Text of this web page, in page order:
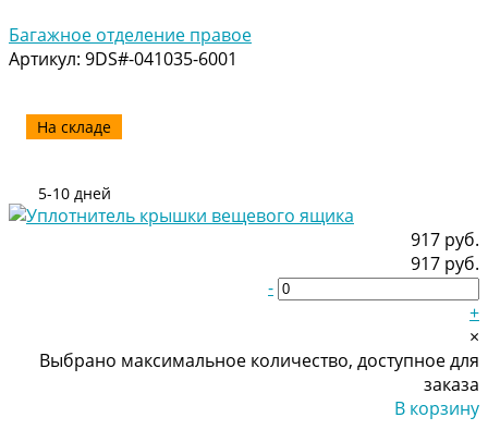
Багажное отделение правое
Артикул: 9DS#-041035-6001
На складе
5-10 дней
917 руб.
917 руб.
-
+
×
Выбрано максимальное количество, доступное для
заказа
В корзину